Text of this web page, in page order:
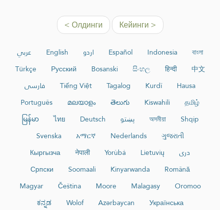
< Олдинги Кейинги >
عربي English اردو Español Indonesia
বাংলা
Türkçe
Русский Bosanski සිංහල हिन्दी
中文
فارسی
Tiếng Việt Tagalog Kurdî
Hausa
Português
മലയാളം తెలుగు Kiswahili
தமிழ்
မြန်မာ
ไทย Deutsch پښتو অসমীয়া
Shqip
Svenska
አማርኛ Nederlands
ગુજરાતી
Кыргызча
नेपाली Yorùbá Lietuvių
دری
Српски
Soomaali Kinyarwanda
Română
Magyar
Čeština Moore Malagasy
Oromoo
ಕನ್ನಡ
Wolof Azərbaycan
Українська